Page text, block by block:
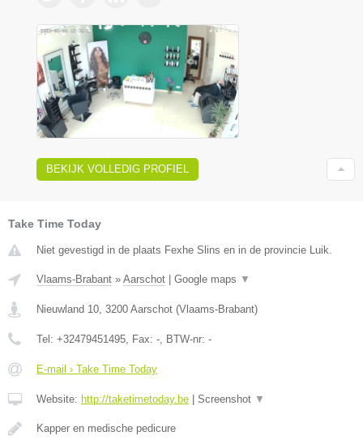
BEKIJK VOLLEDIG PROFIEL
Take Time Today
Niet gevestigd in de plaats Fexhe Slins en in de provincie Luik.
Vlaams-Brabant » Aarschot Google maps ▼
Nieuwland 10, 3200 Aarschot (Vlaams-Brabant)
Tel: +32479451495, Fax: -, BTW-nr: -
E-mail › Take Time Today
Website: http://taketimetoday.be Screenshot ▼
Kapper en medische pedicure